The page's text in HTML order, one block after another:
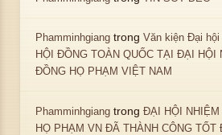
Phamminhgiang trongVăn kiện Đại
HỘI ĐỒNG TOÀN QUỐC TẠI ĐẠI HỘI
ĐỒNG HỌ PHẠM VIỆT NAM
Phamminhgiang trongĐẠI HỘI
HỌ PHẠM VN ĐÃ THÀNH CÔNG TỐT